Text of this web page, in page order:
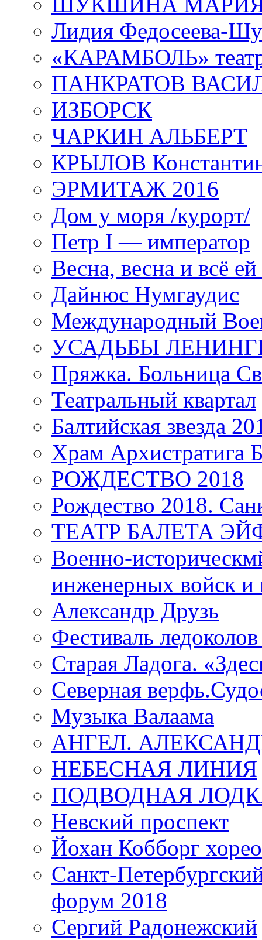
Лидия Федосеева-
«КАРАМБОЛЬ»
ПАНКРАТОВ
ИЗБОРСК
ЧАРКИН АЛЬБЕРТ
КРЫЛОВ
ЭРМИТАЖ 2016
Дом у моря /курорт/
Петр I — император
Весна, весна и всё
Дайнюс Нумгаудис
Международный
УСАДЬБЫ
Пряжка. Больница
Театральный квартал
Балтийская звезда
Храм
РОЖДЕСТВО 2018
Рождество 2018.
ТЕАТР БАЛЕТА
Военно-
инженерных войск и
Александр Друзь
Фестиваль
Старая Ладога.
Северная
Музыка Валаама
АНГЕЛ.
НЕБЕСНАЯ ЛИНИЯ
ПОДВОДНАЯ
Невский проспект
Йохан Кобборг
Санкт-
форум 2018
Сергий Радонежский